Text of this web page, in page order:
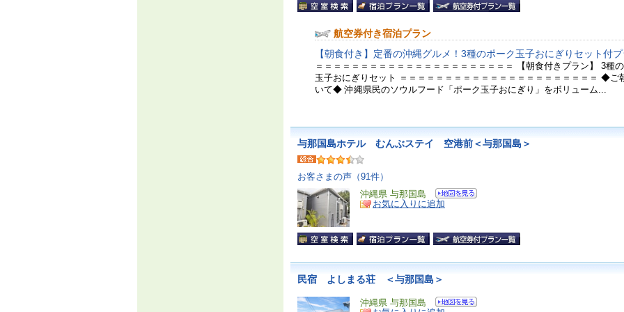
航空券付き宿泊プラン
【朝食付き】定番の沖縄グルメ！3種のポーク玉子おにぎりセット付
＝＝＝＝＝＝＝＝＝＝＝＝＝＝＝＝＝＝＝＝＝＝ 【朝食付きプラン】 3種
玉子おにぎりセット ＝＝＝＝＝＝＝＝＝＝＝＝＝＝＝＝＝＝＝＝＝＝ ◆ご
いて◆ 沖縄県民のソウルフード「ポーク玉子おにぎり」をボリューム...
与那国島ホテル むんぶステイ 空港前＜与那国島＞
お客さまの声（91件）
沖縄県 与那国島
お気に入りに追加
民宿 よしまる荘 ＜与那国島＞
沖縄県 与那国島